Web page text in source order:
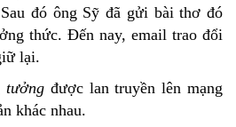
đó ông Sỹ đã gửi bài thơ đó
thức. Đến nay, email trao đổi
lại.
tưởng được lan truyền lên mạng
khác nhau.